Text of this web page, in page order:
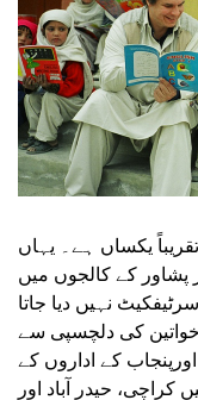
یکساں ہے۔ یہاں
پشاور کے کالجوں میں
نہیں دیا جاتا
کی دلچسپی سے
کے اداروں کے
حیدر آباد اور